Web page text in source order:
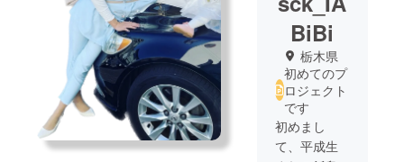
BiBi
栃木県
初めてのプ
ロジェクト
です
初めまし
て、平成生